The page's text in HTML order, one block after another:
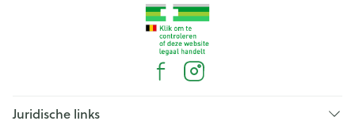
Juridische links